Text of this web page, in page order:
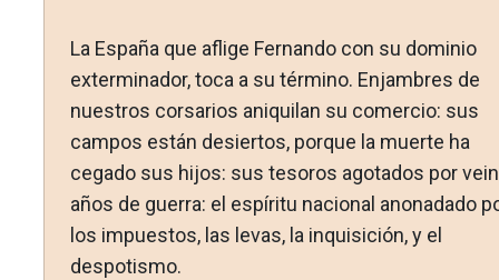
La España que aflige Fernando con su dominio
exterminador, toca a su término. Enjambres de
nuestros corsarios ani­quilan su comercio: sus
campos están desiertos, porque la muerte ha
cegado sus hijos: sus tesoros agotados por
años de guerra: el espíritu nacional anonadado
los impuestos, las levas, la inquisición, y el
despotismo.